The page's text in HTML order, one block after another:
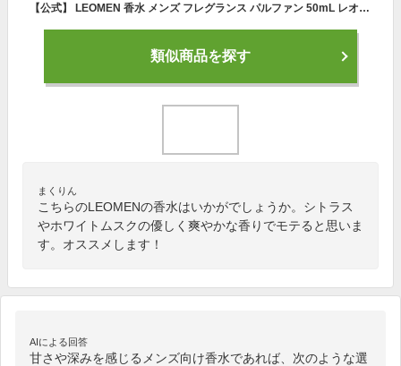
【公式】 LEOMEN 香水 メンズ フレグランス パルファン 50mL レオメン シトラス ムスク ホワイトムスク 香り パヒューム ギフト プレゼント 誕生日 メンズ用 アロマ シトラスムスク いい香り パルファム 人気 おすすめ 男性
類似商品を探す
まくりん
こちらのLEOMENの香水はいかがでしょうか。シトラス
やホワイトムスクの優しく爽やかな香りでモテると思いま
す。オススメします！
AIによる回答
甘さや深みを感じるメンズ向け香水であれば、次のような選